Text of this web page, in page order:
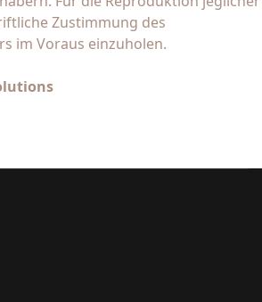
Zustimmung des
im Voraus einzuholen.